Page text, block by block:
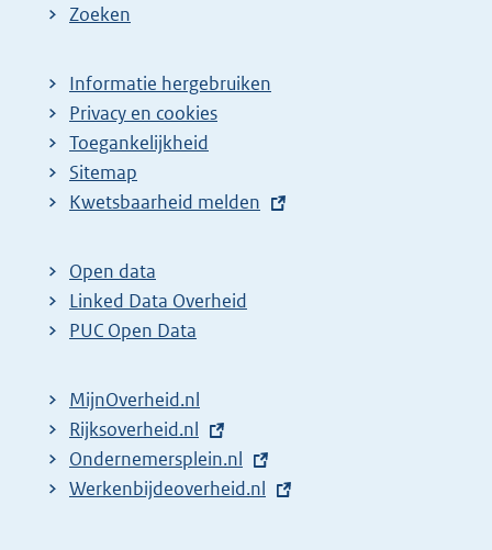
Zoeken
Informatie hergebruiken
Privacy en cookies
Toegankelijkheid
Sitemap
E
t
e
r
l
i
n
k
Kwetsbaarheid melden
Open data
Linked Data Overheid
PUC Open Data
MijnOverheid.nl
E
x
t
Rijksoverheid.nl
E
x
Ondernemersplein.nl
E
Werkenbijdeoverheid.nl